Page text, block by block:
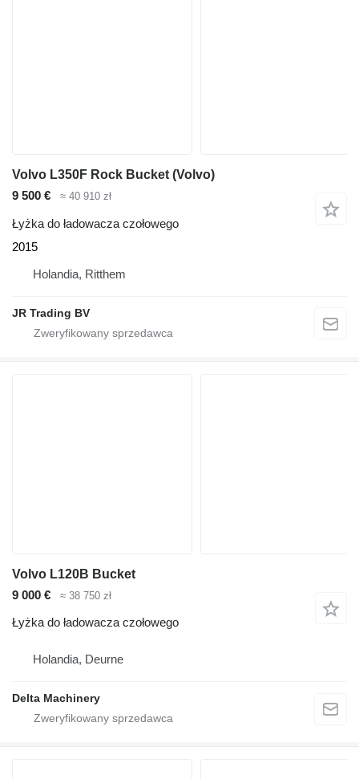
Volvo L350F Rock Bucket (Volvo)
9 500 €
≈ 40 910 zł
Łyżka do ładowacza czołowego
2015
Holandia, Ritthem
JR Trading BV
Volvo L120B Bucket
9 000 €
≈ 38 750 zł
Łyżka do ładowacza czołowego
Holandia, Deurne
Delta Machinery